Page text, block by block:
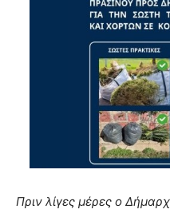
Πριν λίγες μέρες ο